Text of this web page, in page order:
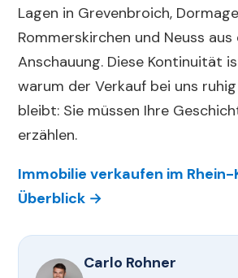
Lagen in Grevenbroich,
Rommerskirchen und Neuss aus
Anschauung. Diese Kontinuität
warum der Verkauf bei uns
bleibt: Sie müssen Ihre
erzählen.
Immobilie verkaufen im Rhein-
Überblick →
Carlo Rohner